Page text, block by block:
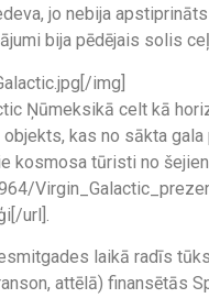
jo nebija
bija pēdējais solis
img]
Ņūmeksikā celt kā
kas no sākta
kosmosa tūristi no
url].
laikā radīs
attēlā)